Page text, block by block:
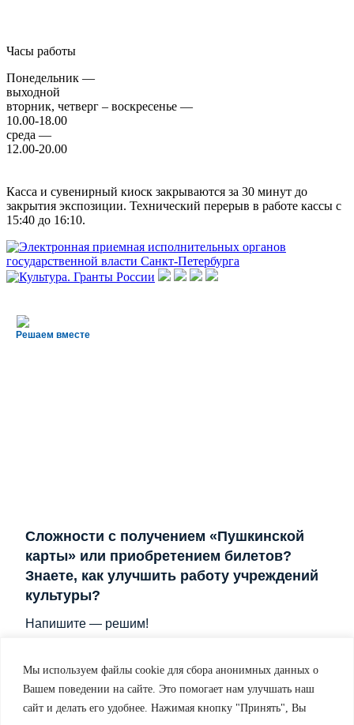
Мы используем файлы cookie для сбора анонимных данных о
Вашем поведении на сайте. Это помогает нам улучшать наш
сайт и делать его удобнее. Нажимая кнопку "Принять", Вы
Часы работы
Понедельник —
выходной
вторник, четверг – воскресенье —
10.00-18.00
среда —
12.00-20.00
Касса и сувенирный киоск закрываются за 30 минут до
закрытия экспозиции. Технический перерыв в работе кассы с
15:40 до 16:10.
Решаем вместе
Сложности с получением «Пушкинской
карты» или приобретением билетов?
Знаете, как улучшить работу учреждений
культуры?
Напишите — решим!
Написать
www.suvorovmuseum.ru| 2014-2026 |